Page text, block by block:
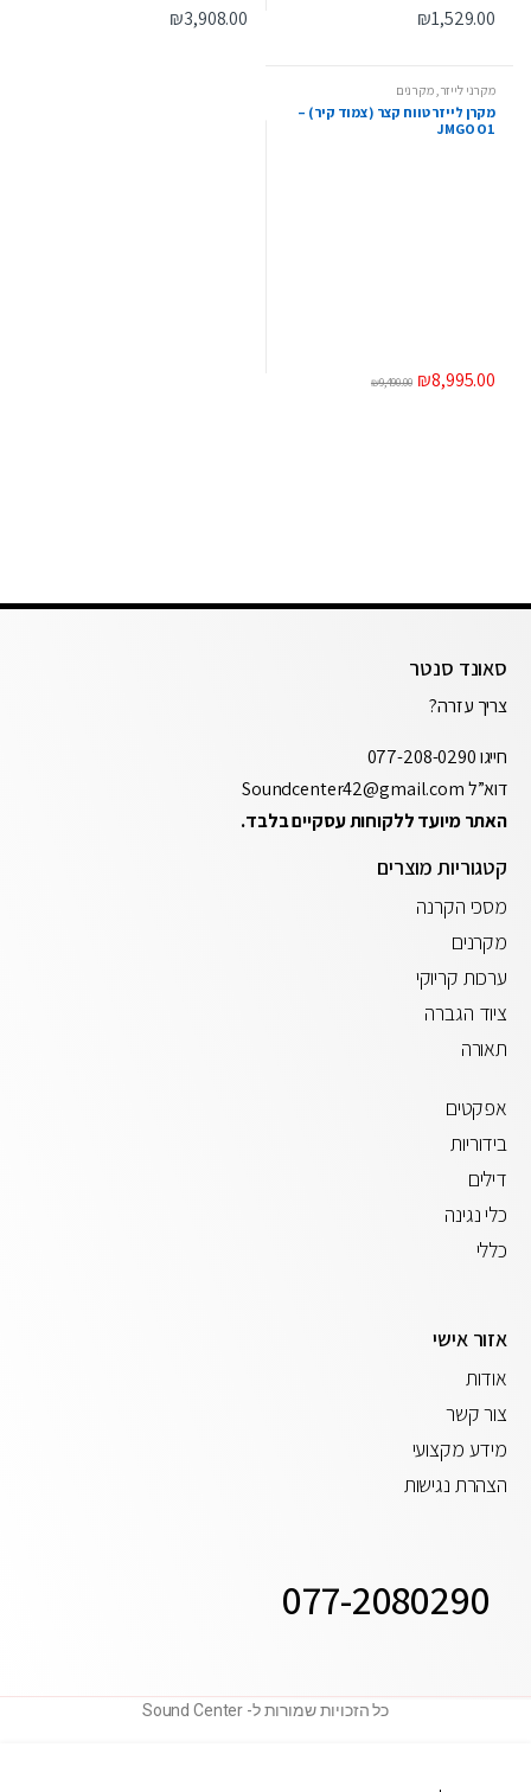
₪1,529.00
₪3,908.00
מקרני לייזר,מקרנים
מקרן לייזר טווח קצר (צמוד קיר) –
JMGO O1
₪8,995.00
₪9,490.00
סאונד סנטר
צריך עזרה?
חייגו077-208-0290
דוא”ל
האתר מיועד ללקוחות עסקיים בלבד.
קטגוריות מוצרים
מסכי הקרנה
מקרנים
ערכות קריוקי
ציוד הגברה
תאורה
אפקטים
בידוריות
דילים
כלי נגינה
כללי
אזור אישי
אודות
צור קשר
מידע מקצועי
הצהרת נגישות
077-2080290
כל הזכויות שמורות ל- Sound Center